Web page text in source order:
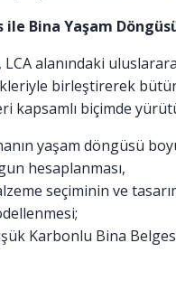
ile Bina Yaşam
LCA alanındaki
birleştirerek
kapsamlı biçimde
yaşam döngüsü
hesaplanması,
seçiminin ve
Karbonlu Bina